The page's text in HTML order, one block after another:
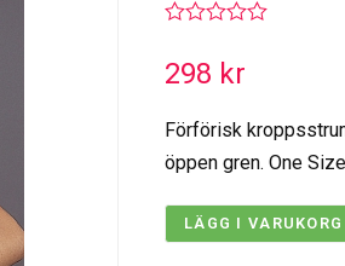
out
of
298 kr
Förförisk
öppen gren. One
LÄGG I VARUKORG